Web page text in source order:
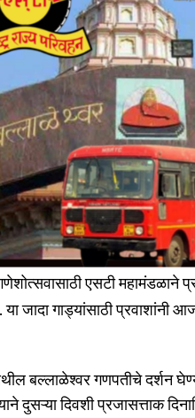
गणेशोत्सवासाठी एसटी
या जादा गाड्यांसाठी
बल्लाळेश्वर गणपतीचे दर्शन
दिवशी प्रजासत्ताक